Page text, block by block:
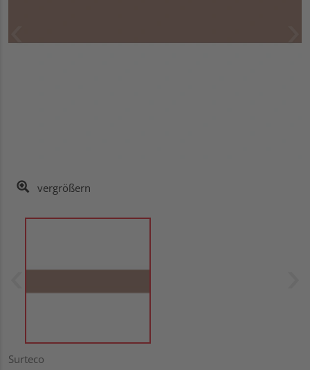
vergrößern
Surteco